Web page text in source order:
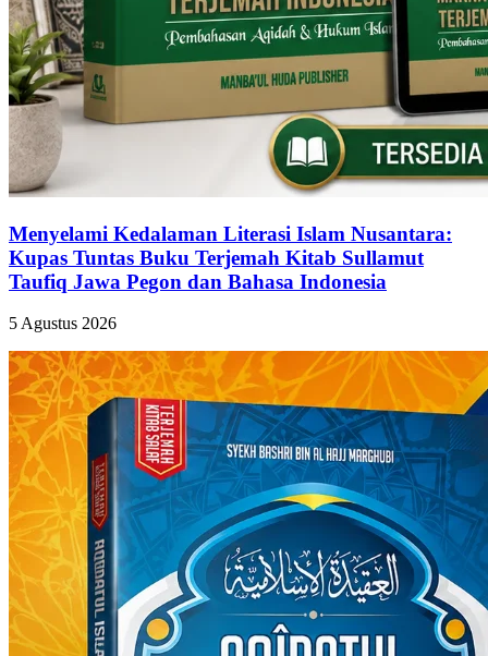
Menyelami Kedalaman Literasi Islam Nusantara:
Kupas Tuntas Buku Terjemah Kitab Sullamut
Taufiq Jawa Pegon dan Bahasa Indonesia
5 Agustus 2026